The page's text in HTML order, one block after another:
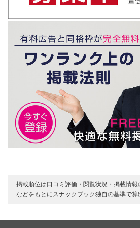
掲載順位は口コミ評価・閲覧状況・掲載情
などをもとにスナックブック独自の基準で算